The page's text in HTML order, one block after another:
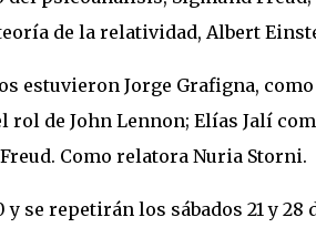
de la relatividad, Albert
estuvieron Jorge Grafigna, como
rol de John Lennon; Elías Jalí
Como relatora Nuria Storni.
se repetirán los sábados 21 y 28